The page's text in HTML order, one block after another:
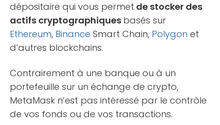
dépositaire qui vous permet de stocker des
actifs cryptographiques basés sur
Ethereum, Binance Smart Chain, Polygon et
d’autres blockchains.
Contrairement à une banque ou à un
portefeuille sur un échange de crypto,
MetaMask n’est pas intéressé par le contrôle
de vos fonds ou de vos transactions.